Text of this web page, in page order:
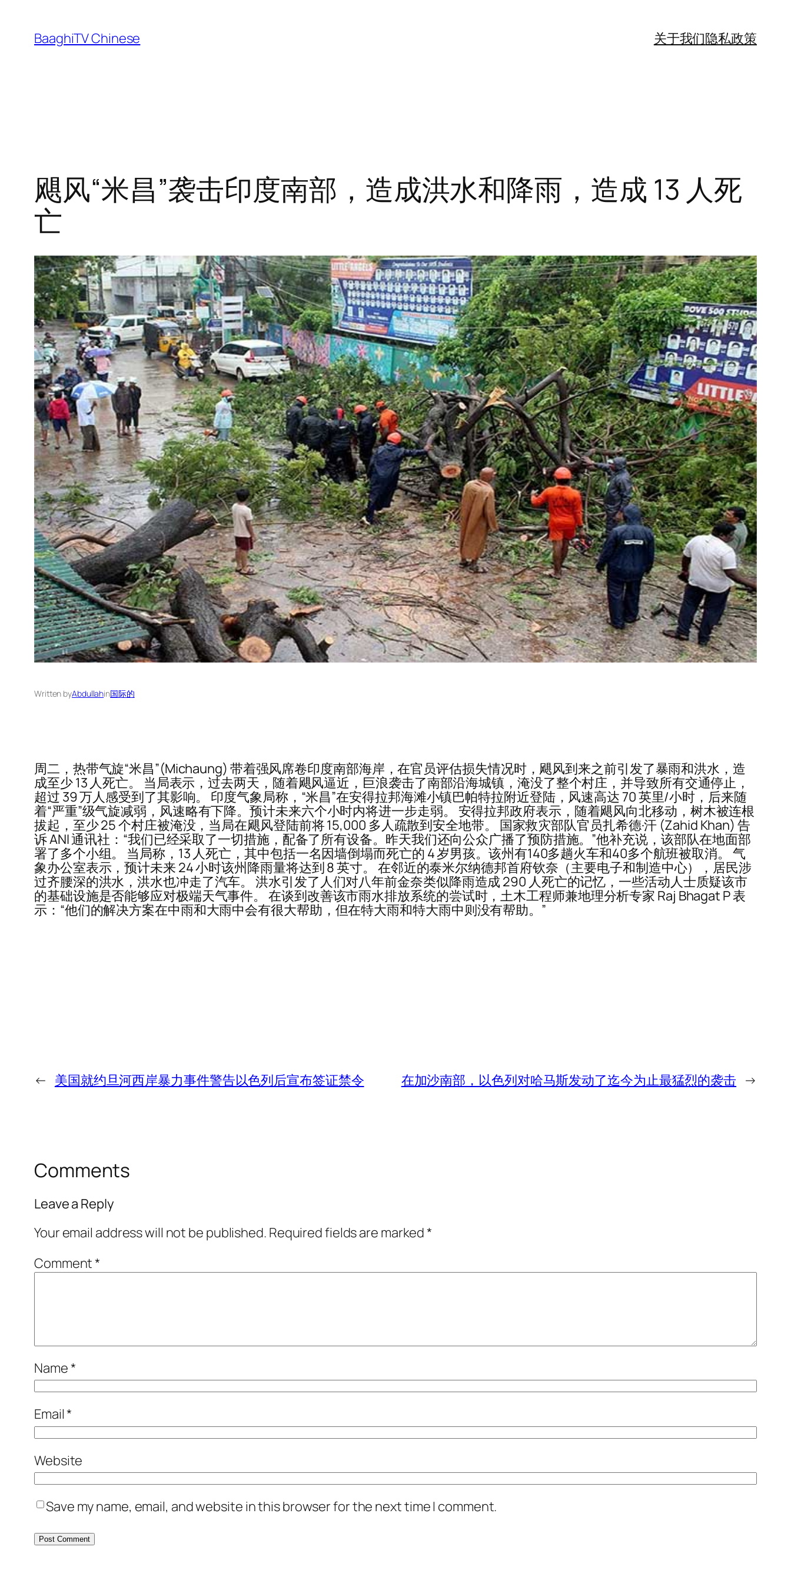
content
BaaghiTV Chinese 关于我们隐私政策
飓风“米昌”袭击印度南部，造成洪水和降雨，造成 13 人死
亡
Written byAbdullahin国际的
周二，热带气旋“米昌”(Michaung) 带着强风席卷印度南部海岸，在官员评估损失情况时，飓风到来之前引发了暴雨和洪水，造
成至少 13 人死亡。 当局表示，过去两天，随着飓风逼近，巨浪袭击了南部沿海城镇，淹没了整个村庄，并导致所有交通停止，
超过 39 万人感受到了其影响。 印度气象局称，“米昌”在安得拉邦海滩小镇巴帕特拉附近登陆，风速高达 70 英里/小时，后来随
着“严重”级气旋减弱，风速略有下降。预计未来六个小时内将进一步走弱。 安得拉邦政府表示，随着飓风向北移动，树木被连根
拔起，至少 25 个村庄被淹没，当局在飓风登陆前将 ​​15,000 多人疏散到安全地带。 国家救灾部队官员扎希德·汗 (Zahid Khan) 告
诉 ANI 通讯社：“我们已经采取了一切措施，配备了所有设备。昨天我们还向公众广播了预防措施。”他补充说，该部队在地面部
署了多个小组。 当局称，13 人死亡，其中包括一名因墙倒塌而死亡的 4 岁男孩。该州有140多趟火车和40多个航班被取消。 气
象办公室表示，预计未来 24 小时该州降雨量将达到 8 英寸。 在邻近的泰米尔纳德邦首府钦奈（主要电子和制造中心），居民涉
过齐腰深的洪水，洪水也冲走了汽车。 洪水引发了人们对八年前金奈类似降雨造成 290 人死亡的记忆，一些活动人士质疑该市
的基础设施是否能够应对极端天气事件。 在谈到改善该市雨水排放系统的尝试时，土木工程师兼地理分析专家 Raj Bhagat P 表
示：“他们的解决方案在中雨和大雨中会有很大帮助，但在特大雨和特大雨中则没有帮助。”
← 美国就约旦河西岸暴力事件警告以色列后宣布签证禁令 在加沙南部，以色列对哈马斯发动了迄今为止最猛烈的袭击 →
Comments
Leave a Reply
Your email address will not be published. Required fields are marked*
Comment*
Name*
Email*
Website
Save my name, email, and website in this browser for the next time I comment.